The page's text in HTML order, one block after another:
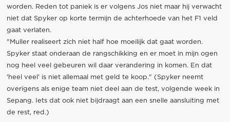
worden. Reden tot paniek is er volgens Jos niet maar hij verwacht
niet dat Spyker op korte termijn de achterhoede van het F1 veld
gaat verlaten.
"Muller realiseert zich niet half hoe moeilijk dat gaat worden.
Spyker staat onderaan de rangschikking en er moet in mijn ogen
nog heel veel gebeuren wil daar verandering in komen. En dat
'heel veel' is niet allemaal met geld te koop." (Spyker neemt
overigens als enige team niet deel aan de test, volgende week in
Sepang. Iets dat ook niet bijdraagt aan een snelle aansluiting met
de rest, red.)